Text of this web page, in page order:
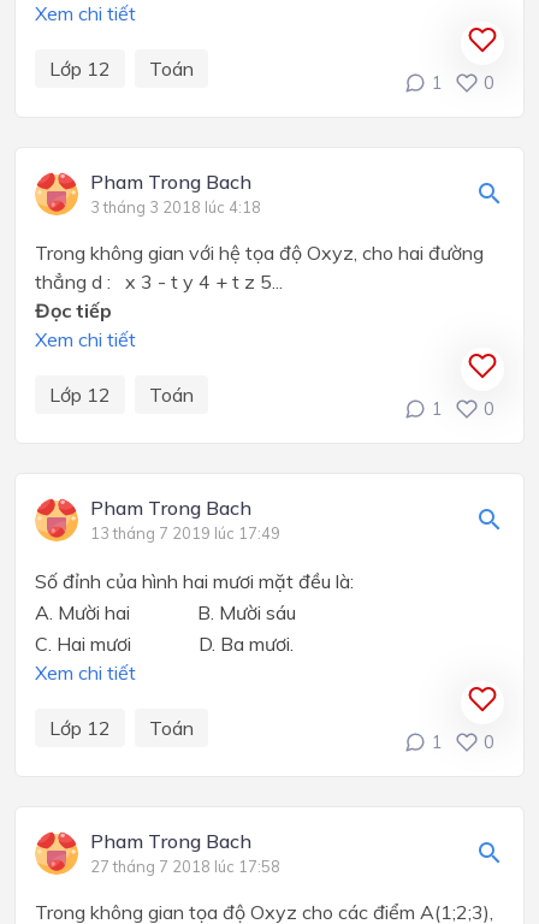
Xem chi tiết
Lớp 12 Toán
1 0
Pham Trong Bach
3 tháng 3 2018 lúc 4:18
Trong không gian với hệ tọa độ Oxyz, cho hai đường
thẳng d : x 3 - t y 4 + t z 5...
Đọc tiếp
Xem chi tiết
Lớp 12 Toán
1 0
Pham Trong Bach
13 tháng 7 2019 lúc 17:49
Số đỉnh của hình hai mươi mặt đều là:
A. Mười hai B. Mười sáu
C. Hai mươi D. Ba mươi.
Xem chi tiết
Lớp 12 Toán
1 0
Pham Trong Bach
27 tháng 7 2018 lúc 17:58
Trong không gian tọa độ Oxyz cho các điểm A(1;2;3),